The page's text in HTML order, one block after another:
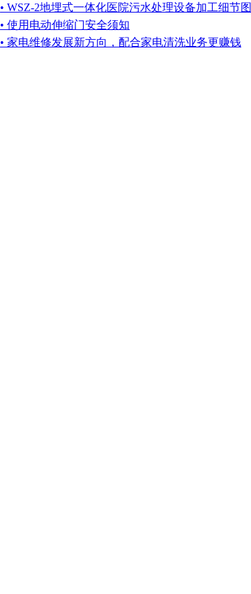
• WSZ-2地埋式一体化医院污水处理设备加工细节图
• 使用电动伸缩门安全须知
• 家电维修发展新方向，配合家电清洗业务更赚钱